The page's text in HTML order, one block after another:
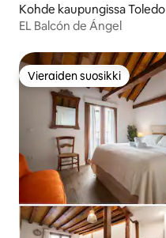
Kohde kaupungissa Toledo
EL Balcón de Ángel
Vieraiden suosikki
Vieraiden suosikki